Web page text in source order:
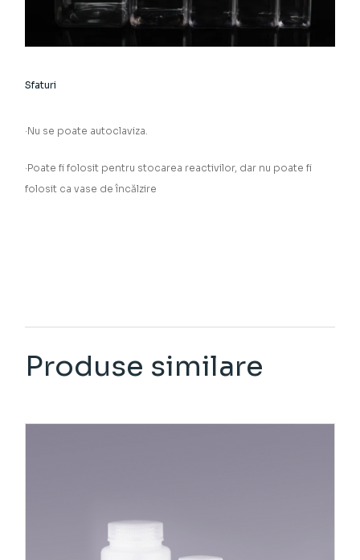
Sfaturi
·Nu se poate autoclaviza.
·Poate fi folosit pentru stocarea reactivilor, dar nu poate fi
folosit ca vase de încălzire
Produse similare